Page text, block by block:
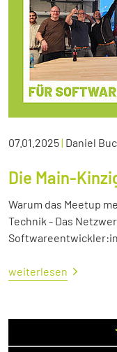
07.01.2025| Daniel
Die Main-
Warum das Meetup
Technik - Das
weiterlesen